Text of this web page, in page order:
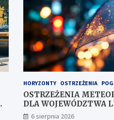
HORYZONTY OSTRZEŻENIA
OSTRZEŻENIA
DLA WOJEWÓDZTWA
NR 167
6 sierpnia 2026